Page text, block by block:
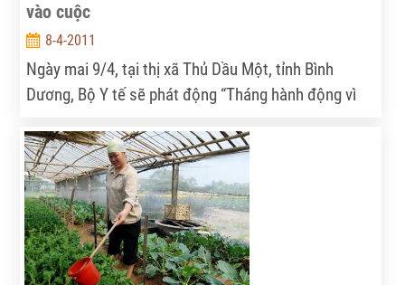
vào cuộc
8-4-2011
Ngày mai 9/4, tại thị xã Thủ Dầu Một, tỉnh Bình
Dương, Bộ Y tế sẽ phát động “Tháng hành động vì
ngày 15/4-15/5. NNVN đã có cuộc trao đổi với ông
Nguyễn Thanh Phong, Phó Cục trưởng Cục ATVSTP
(Bộ Y tế) về kế hoạch và những mặt hàng thực phẩm
“nóng” mà cơ quan quản lý sẽ tập trung kiểm soát
trong tháng phát động.